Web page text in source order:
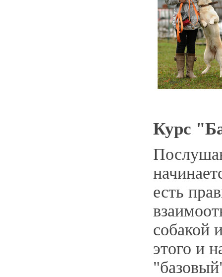
Курс
есть
собакой
этого и